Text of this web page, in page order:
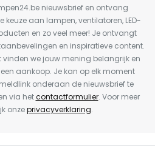
nieuwsbrief en ontvang
aan lampen, ventilatoren, LED-
en zo veel meer! Je ontvangt
en inspiratieve content.
we jouw mening belangrijk en
aankoop. Je kan op elk moment
onderaan de nieuwsbrief te
via hetcontactformulier. Voor meer
onzeprivacyverklaring.